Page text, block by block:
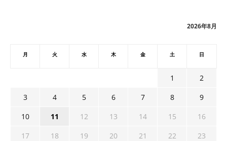
2026年8月
月 火 水 木 金 土 日
1
2
3
4 5 6 7 8
9
10
11 12 13 14 15
16
17
18 19 20 21 22
23